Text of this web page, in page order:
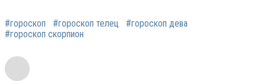
#гороскоп #гороскоп телец
#гороскоп дева
#гороскоп скорпион